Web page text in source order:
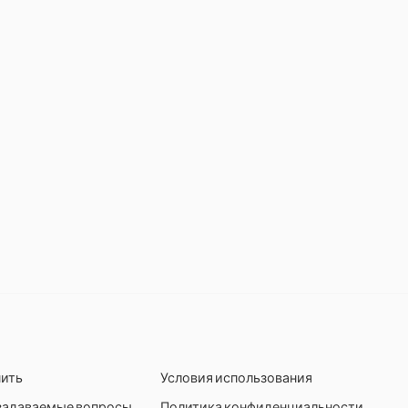
Условия использования